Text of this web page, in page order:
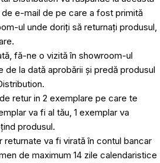
e-mail de pe care a fost primită
ul unde doriți să returnați produsul,
fă-ne o vizită în showroom-ul
de la dată aprobării și predă produsul
retur in 2 exemplare pe care te
va fi al tău, 1 exemplar va
produsul.
returnate va fi virată în contul bancar
de maximum 14 zile calendaristice